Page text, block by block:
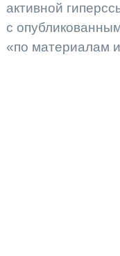
активной
с
«по материалам